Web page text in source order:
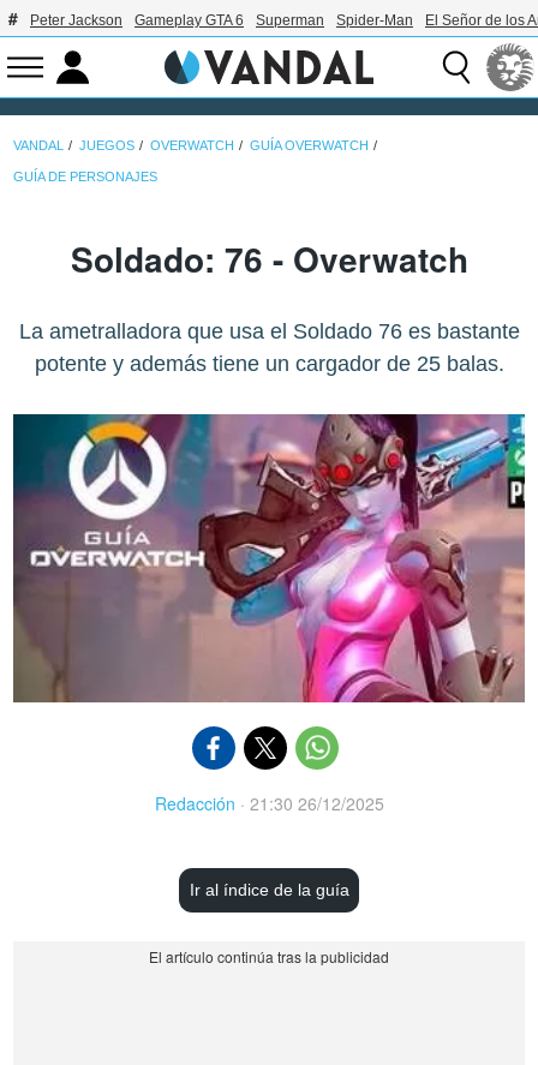
Peter Jackson Gameplay GTA 6 Superman Spider-Man El Señor de los
VANDAL JUEGOS OVERWATCH GUÍA OVERWATCH
GUÍA DE PERSONAJES
Soldado: 76 - Overwatch
La ametralladora que usa el Soldado 76 es bastante
potente y además tiene un cargador de 25 balas.
Redacción · 21:30 26/12/2025
Ir al índice de la guía